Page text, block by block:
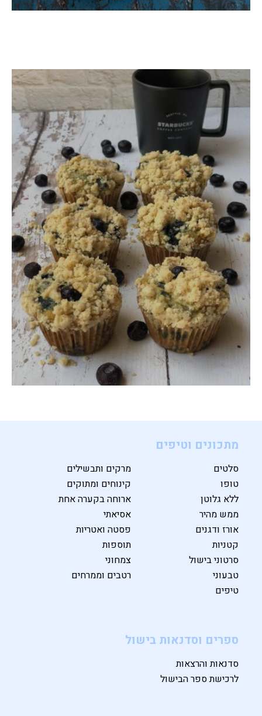
מתכונים וטיפים
סלטים
מרקים ותבשילים
טופו
קינוחים ומתוקים
ללא גלוטן
ארוחה בקערה אחת
ממש מהיר
אסיאתי
אורז ודגנים
פסטה ואטריות
קטניות
תוספות
סרטוני בישול
צמחוני
טבעוני
רטבים וממרחים
טיפים
ספרים וסדנאות בישול
סדנאות והרצאות
לרכישת ספר הבישול